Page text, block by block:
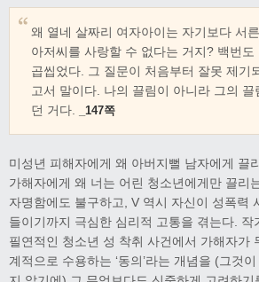
왜 열네 살짜리 여자아이는 자기보다 서
아저씨를 사랑할 수 없다는 거지? 백번도
곱씹었다. 그 질문이 처음부터 잘못 제기
고서 말이다. 나의 끌림이 아니라 그의 끌
던 거다.
_147쪽
미성년 피해자에게 왜 아버지뻘 남자에게 끌
가해자에게 왜 너는 어린 청소년에게만 끌리
자명함에도 불구하고, V 역시 자신이 성폭력
들이기까지 극심한 심리적 고통을 겪는다. 작
필연적인 청소년 성 착취 사건에서 가해자가
계적으로 수용하는 ‘동의’라는 개념을 (그것